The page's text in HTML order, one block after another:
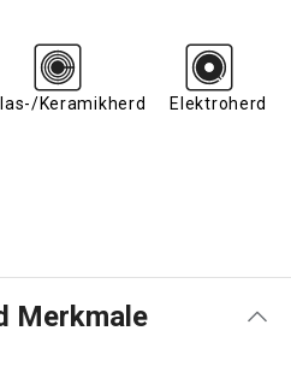
Keramikherd Elektroherd
Merkmale